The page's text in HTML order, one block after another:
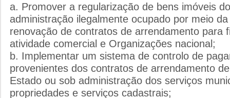
a. Promover a regularização de bens imóveis
administração ilegalmente ocupado por meio
renovação de contratos de arrendamento para
atividade comercial e Organizações nacional;
b. Implementar um sistema de controlo de
provenientes dos contratos de arrendamento
Estado ou sob administração dos serviços
propriedades e serviços cadastrais;